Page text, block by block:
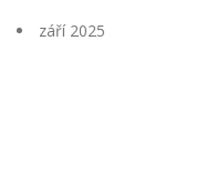
září 2025